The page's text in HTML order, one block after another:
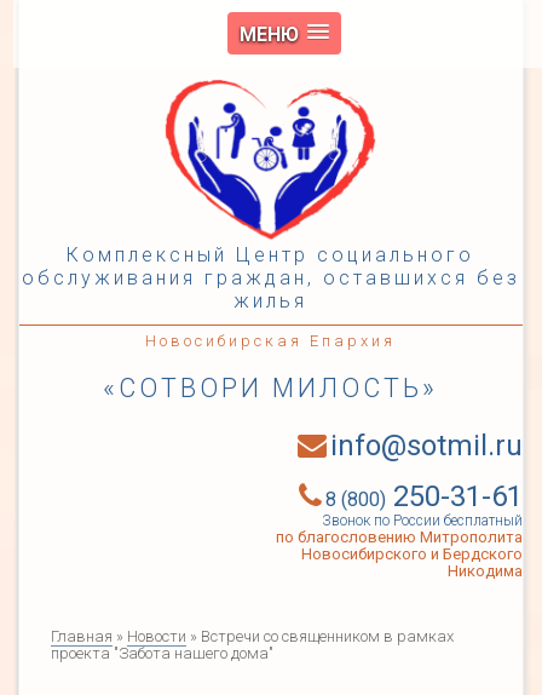
МЕНЮ
Комплексный Центр социального
обслуживания граждан, оставшихся без
жилья
Новосибирская Епархия
«СОТВОРИ МИЛОСТЬ»
info@sotmil.ru
8 (800)250-31-61
Звонок по России бесплатный
по благословению Митрополита
Новосибирского и Бердского
Никодима
Главная » Новости » Встречи со священником в рамках
проекта "Забота нашего дома"